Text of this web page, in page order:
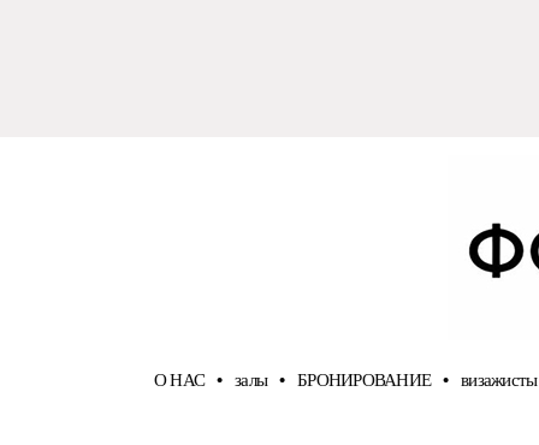
О НАС • залы • БРОНИРОВАНИЕ • визажисты